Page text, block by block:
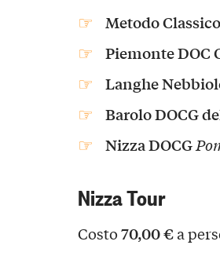
Metodo
Piemonte DOC
Langhe
Barolo DOCG
Nizza DOCG
Nizza Tour
Costo70,00 €a